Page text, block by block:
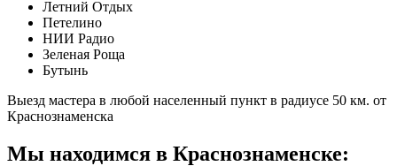
Летний Отдых
Петелино
НИИ Радио
Зеленая Роща
Бутынь
Выезд мастера в любой населенный пункт в радиусе 50 км. от
Краснознаменска
Мы находимся в Краснознаменске: